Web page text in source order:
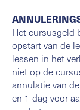
Het cursusgeld
opstart van de
lessen in het
niet op de
annulatie van
en 1 dag voor